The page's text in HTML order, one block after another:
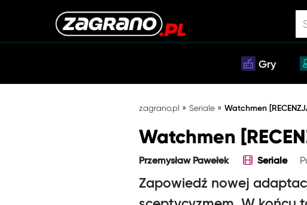
Gry
zagrano.pl » Seriale » Watchmen
Watchmen
Przemysław Pawełek Seriale
Zapowiedź nowej